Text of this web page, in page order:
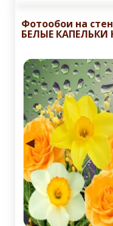
Фотообои на
БЕЛЫЕ КАПЕЛЬКИ
◄